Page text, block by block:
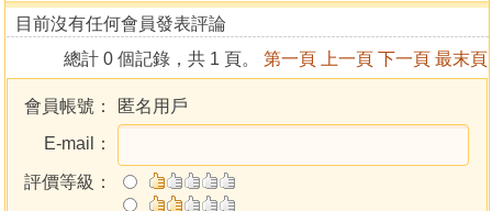
體無滯，即是般若。」「一」唯一心，「一切」指宇宙萬有
一切事物。「一切即一，一即一切」則為：一心生萬物，萬
物歸一心。這與中國思想史上太極的概念極為相似，「易有
而太極，無極即道，太極則為天地萬物變化之規律，包含
陰、陽兩面，統稱為兩儀，它們之間計互相對立鬥爭又相互
滋生依存的關係，是事物產生與毀滅的根由所在。由此可
見，太極生萬物，萬物歸太極。換而言之，無論宇宙、人生
目前沒有任何會員發表評論
總計 0 個記錄，共 1 頁。 第一頁 上一頁 下一頁 最末頁
會員帳號：
匿名用戶
E-mail：
評價等級：